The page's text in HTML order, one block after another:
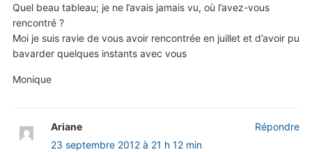
Quel beau tableau; je ne l’avais jamais vu, où l’avez-vous
rencontré ?
Moi je suis ravie de vous avoir rencontrée en juillet et d’avoir pu
bavarder quelques instants avec vous
Monique
Ariane
23 septembre 2012 à 21 h 12 min
Répondre